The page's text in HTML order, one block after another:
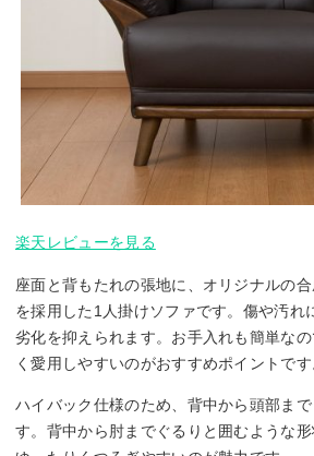
楽天レビューを見る
座面と背もたれの張地に、オリジナルの合
を採用した1人掛けソファです。傷や汚れ
劣化を抑えられます。お手入れも簡単な
く愛用しやすいのがおすすめポイントです
ハイバック仕様のため、背中から頭部ま
す。背中から肘までぐるりと囲むような